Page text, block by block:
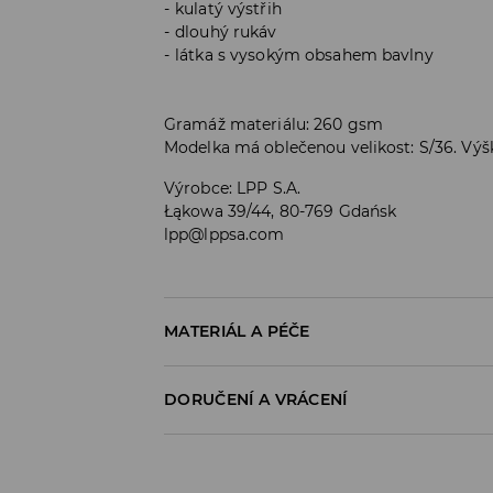
kulatý výstřih
dlouhý rukáv
látka s vysokým obsahem bavlny
Gramáž materiálu: 260 gsm
Modelka má oblečenou velikost: S/36.
Výrobce: LPP S.A.
Łąkowa 39/44, 80-769 Gdańsk
lpp@lppsa.com
MATERIÁL A PÉČE
PRVNÍ MATERIÁL: 95% BAVLNA, 5% ELASTAN
ŽEHLIT PO RUBOVÉ STRANĚ
DORUČENÍ A VRÁCENÍ